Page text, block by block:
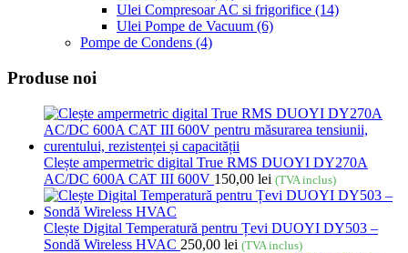
Ulei Compresoar AC si frigorifice (14)
Ulei Pompe de Vacuum (6)
Pompe de Condens (4)
Produse noi
Clește ampermetric digital True RMS DUOYI DY270A
AC/DC 600A CAT III 600V 150,00 lei (TVA inclus)
Clește Digital Temperatură pentru Țevi DUOYI DY503 –
Sondă Wireless HVAC 250,00 lei (TVA inclus)